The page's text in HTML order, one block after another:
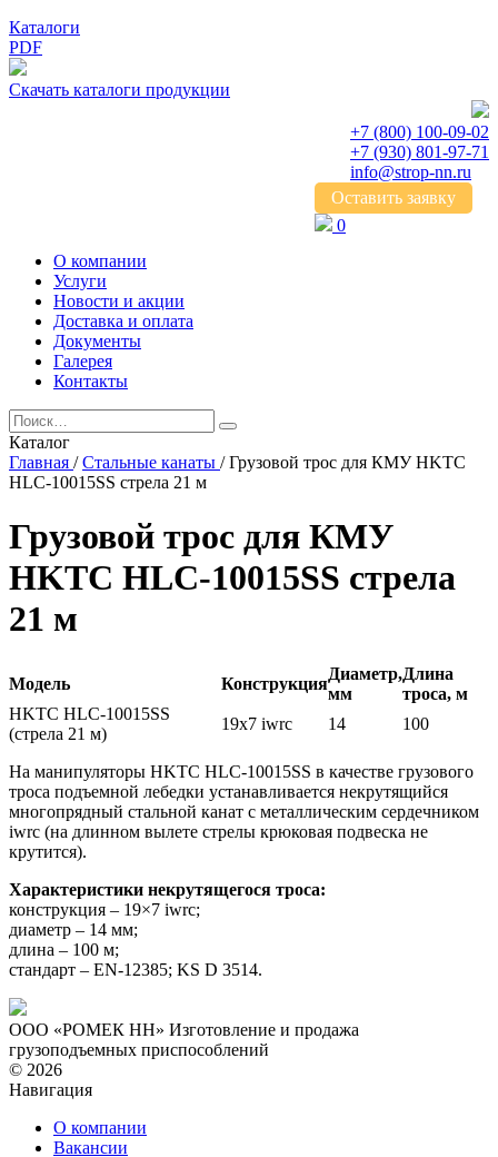
Каталоги
PDF
Скачать каталоги продукции
+7 (800) 100-09-02
+7 (930) 801-97-71
info@strop-nn.ru
Оставить заявку
0
О компании
Услуги
Новости и акции
Доставка и оплата
Документы
Галерея
Контакты
Каталог
Главная / Стальные канаты / Грузовой трос для КМУ HKTC
HLC-10015SS стрела 21 м
Грузовой трос для КМУ
HKTC HLC-10015SS стрела
21 м
Модель Конструкция
Диаметр,
мм
Длина
троса, м
HKTC HLC-10015SS
(стрела 21 м)
19х7 iwrc 14 100
На манипуляторы HKTC HLC-10015SS в качестве грузового
троса подъемной лебедки устанавливается некрутящийся
многопрядный стальной канат с металлическим сердечником
iwrc (на длинном вылете стрелы крюковая подвеска не
крутится).
Характеристики некрутящегося троса:
конструкция – 19×7 iwrc;
диаметр – 14 мм;
длина – 100 м;
стандарт – EN-12385; KS D 3514.
ООО «РОМЕК НН» Изготовление и продажа
грузоподъемных приспособлений
© 2026
Навигация
О компании
Вакансии